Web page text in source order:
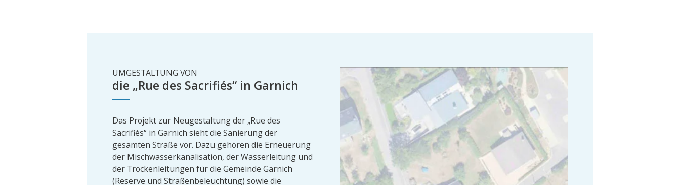
die „Rue des Sacrifiés“ in Garnich
UMGESTALTUNG VON
Das Projekt zur Neugestaltung der „Rue des
Sacrifiés“ in Garnich sieht die Sanierung der
gesamten Straße vor. Dazu gehören die Erneuerung
der Mischwasserkanalisation, der Wasserleitung und
der Trockenleitungen für die Gemeinde Garnich
(Reserve und Straßenbeleuchtung) sowie die